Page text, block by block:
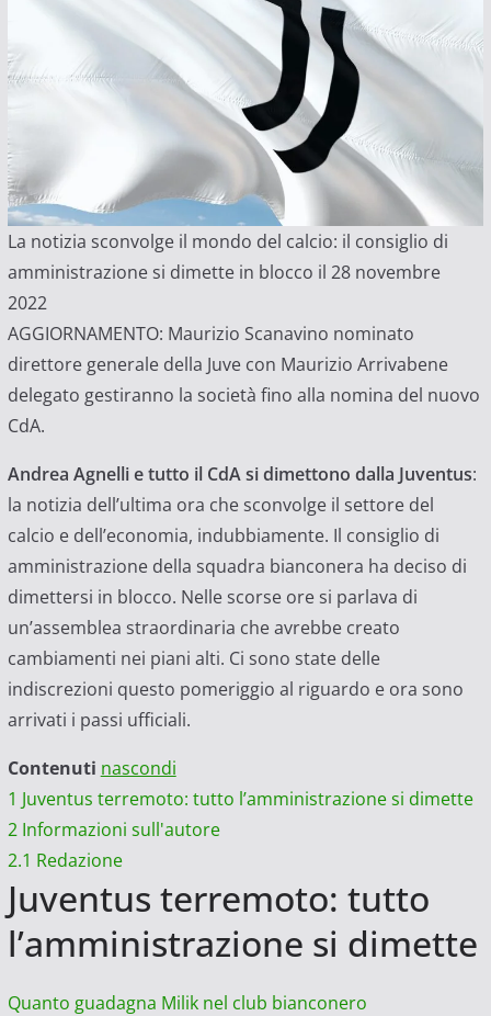
La notizia sconvolge il mondo del calcio: il consiglio di
amministrazione si dimette in blocco il 28 novembre
2022
AGGIORNAMENTO: Maurizio Scanavino nominato
direttore generale della Juve con Maurizio Arrivabene
delegato gestiranno la società fino alla nomina del nuovo
CdA.
Andrea Agnelli e tutto il CdA si dimettono dalla Juventus:
la notizia dell’ultima ora che sconvolge il settore del
calcio e dell’economia, indubbiamente. Il consiglio di
amministrazione della squadra bianconera ha deciso di
dimettersi in blocco. Nelle scorse ore si parlava di
un’assemblea straordinaria che avrebbe creato
cambiamenti nei piani alti. Ci sono state delle
indiscrezioni questo pomeriggio al riguardo e ora sono
arrivati i passi ufficiali.
Contenuti nascondi
1 Juventus terremoto: tutto l’amministrazione si dimette
2 Informazioni sull'autore
2.1 Redazione
Juventus terremoto: tutto
l’amministrazione si dimette
Quanto guadagna Milik nel club bianconero